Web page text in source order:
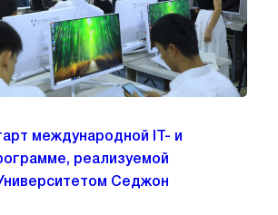
международной IT- и
реализуемой
Седжон